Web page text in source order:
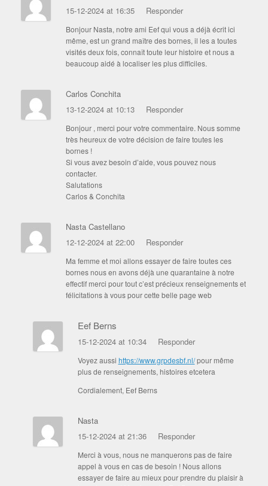
15-12-2024 at 16:35
Responder
Bonjour Nasta, notre ami Eef qui vous a déjà écrit ici
même, est un grand maître des bornes, il les a toutes
visités deux fois, connaît toute leur histoire et nous a
beaucoup aidé à localiser les plus difficiles.
Carlos Conchita
13-12-2024 at 10:13
Responder
Bonjour , merci pour votre commentaire. Nous somme
très heureux de votre décision de faire toutes les
bornes !
Si vous avez besoin d’aide, vous pouvez nous
contacter.
Salutations
Carlos & Conchita
Nasta Castellano
12-12-2024 at 22:00
Responder
Ma femme et moi allons essayer de faire toutes ces
bornes nous en avons déjà une quarantaine à notre
effectif merci pour tout c’est précieux renseignements et
félicitations à vous pour cette belle page web
Eef Berns
15-12-2024 at 10:34 Responder
Voyez aussi https://www.grpdesbf.nl/pour même
plus de renseignements, histoires etcetera
Cordialement, Eef Berns
Nasta
15-12-2024 at 21:36
Responder
Merci à vous, nous ne manquerons pas de faire
appel à vous en cas de besoin ! Nous allons
essayer de faire au mieux pour prendre du plaisir à